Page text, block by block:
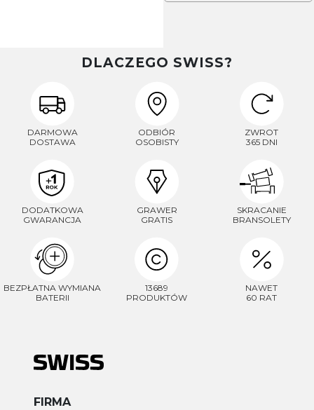
DLACZEGO SWISS?
DARMOWA
DOSTAWA
ODBIÓR
OSOBISTY
ZWROT
365 DNI
DODATKOWA
GWARANCJA
GRAWER
GRATIS
SKRACANIE
BRANSOLETY
BEZPŁATNA WYMIANA
BATERII
13689
PRODUKTÓW
NAWET
60 RAT
FIRMA